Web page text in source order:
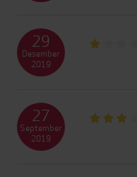
29
Desember
2019
27
September
2019